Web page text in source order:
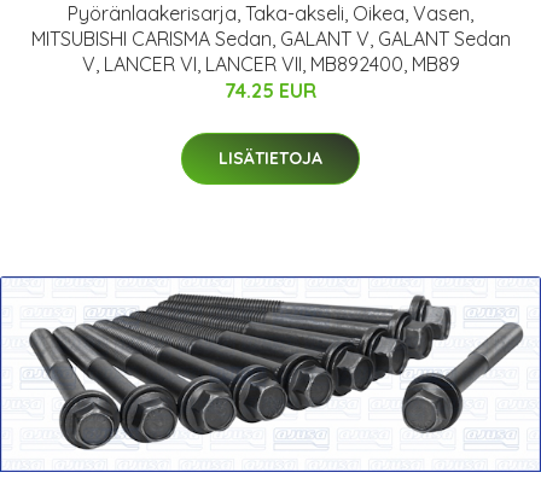
Pyöränlaakerisarja, Taka-akseli, Oikea, Vasen,
MITSUBISHI CARISMA Sedan, GALANT V, GALANT Sedan
V, LANCER VI, LANCER VII, MB892400, MB89
74.25 EUR
LISÄTIETOJA